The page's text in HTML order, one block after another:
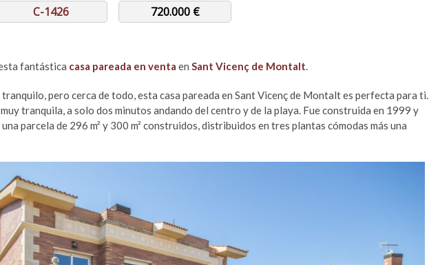
C-1426 720.000 €
fantástica casa pareada en venta en Sant Vicenç de Montalt.
pero cerca de todo, esta casa pareada en Sant Vicenç de Montalt es perfecta para ti.
tranquila, a solo dos minutos andando del centro y de la playa. Fue construida en 1999 y
parcela de 296 m² y 300 m² construidos, distribuidos en tres plantas cómodas más una